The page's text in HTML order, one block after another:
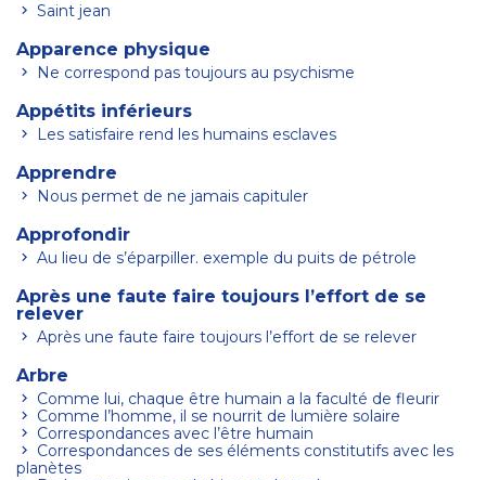
Saint jean
Apparence physique
Ne correspond pas toujours au psychisme
Appétits inférieurs
Les satisfaire rend les humains esclaves
Apprendre
Nous permet de ne jamais capituler
Approfondir
Au lieu de s’éparpiller. exemple du puits de pétrole
Après une faute faire toujours l’effort de se
relever
Après une faute faire toujours l’effort de se relever
Arbre
Comme lui, chaque être humain a la faculté de fleurir
Comme l’homme, il se nourrit de lumière solaire
Correspondances avec l’être humain
planètes